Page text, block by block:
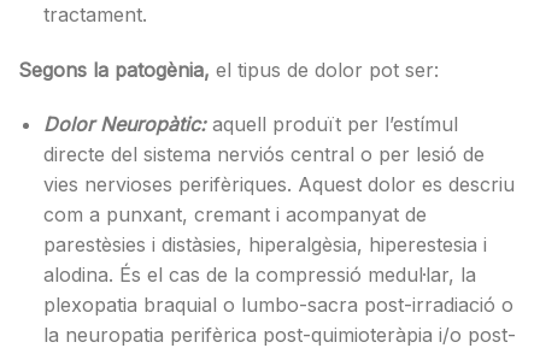
tractament.
Segons la patogènia, el tipus de dolor pot ser:
Dolor Neuropàtic:aquell produït per l’estímul
directe del sistema nerviós central o per lesió de
vies nervioses perifèriques. Aquest dolor es descriu
com a punxant, cremant i acompanyat de
parestèsies i distàsies, hiperalgèsia, hiperestesia i
alodina. És el cas de la compressió medul·lar, la
plexopatia braquial o lumbo-sacra post-irradiació o
la neuropatia perifèrica post-quimioteràpia i/o post-